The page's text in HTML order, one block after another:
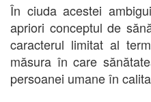
În ciuda acestei
apriori conceptul de
caracterul limitat al
măsura în care
persoanei umane în